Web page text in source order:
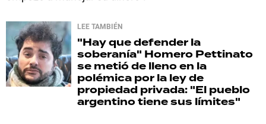
LEE TAMBIÉN
"Hay que defender la
soberanía" Homero Pettinato
se metió de lleno en la
polémica por la ley de
propiedad privada: "El pueblo
argentino tiene sus límites"